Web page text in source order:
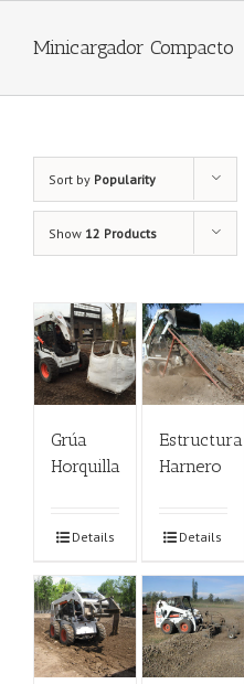
Minicargador Compacto
Sort by Popularity
Show 12 Products
Grúa
Horquilla
Details
Estructura
Harnero
Details